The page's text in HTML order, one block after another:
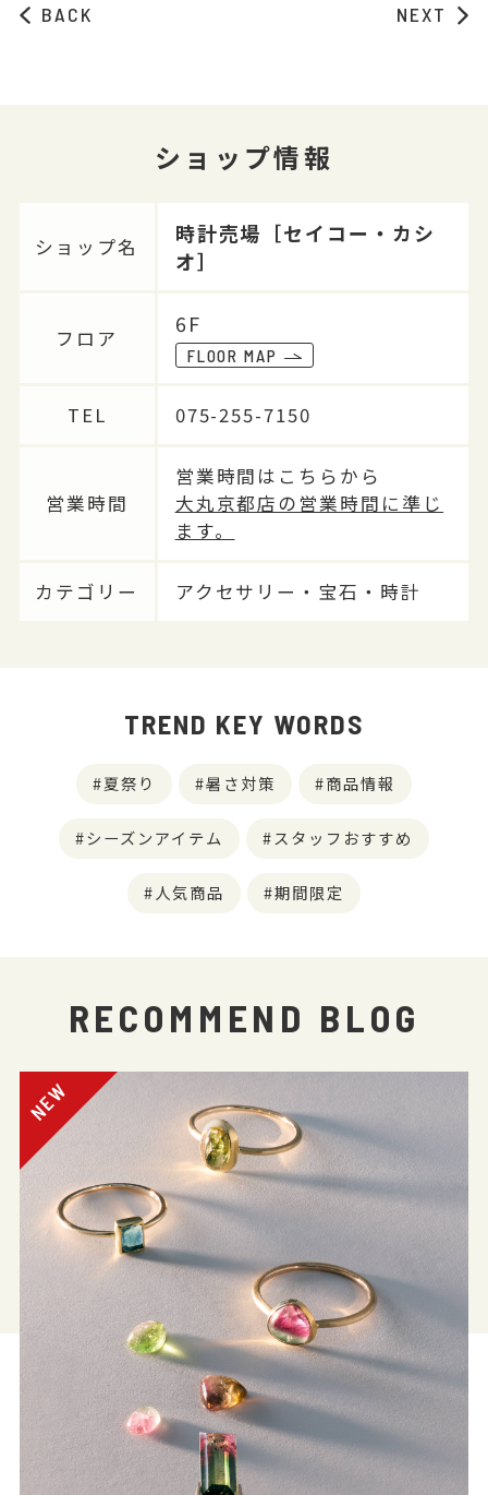
BACK NEXT
ショップ情報
ショップ名
時計売場［セイコー・カシ
オ］
フロア
6F
FLOOR MAP
TEL 075-255-7150
営業時間
営業時間はこちらから
大丸京都店の営業時間に準じ
ます。
カテゴリー アクセサリー・宝石・時計
TREND KEY WORDS
夏祭り 暑さ対策 商品情報
シーズンアイテム スタッフおすすめ
人気商品 期間限定
RECOMMEND BLOG